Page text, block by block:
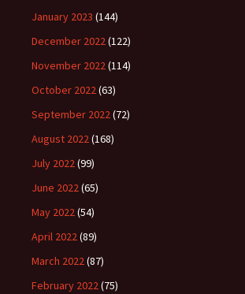
January 2023 (144)
December 2022(122)
November 2022(114)
October 2022(63)
September 2022(72)
August 2022(168)
July 2022(99)
June 2022(65)
May 2022(54)
April 2022(89)
March 2022(87)
February 2022(75)